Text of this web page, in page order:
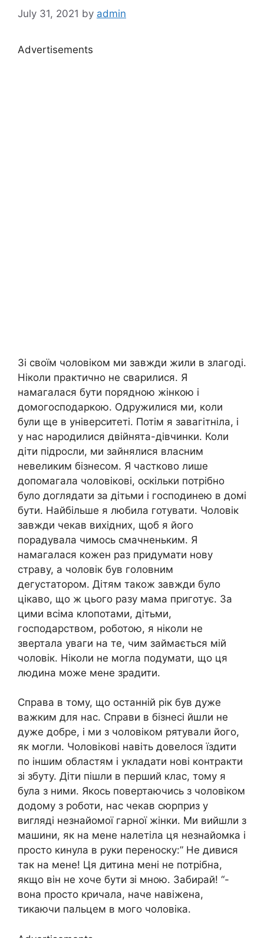
July 31, 2021 by admin
Advertisements
Зі своїм чоловіком ми завжди жили в злагоді.
Ніколи практично не сварилися. Я
намагалася бути порядною жінкою і
домогосподаркою. Одружилися ми, коли
були ще в університеті. Потім я завагітніла, і
у нас народилися двійнята-дівчинки. Коли
діти підросли, ми зайнялися власним
невеликим бізнесом. Я частково лише
допомагала чоловікові, оскільки потрібно
було доглядати за дітьми і господинею в домі
бути. Найбільше я любила готувати. Чоловік
завжди чекав вихідних, щоб я його
порадувала чимось смачненьким. Я
намагалася кожен раз придумати нову
страву, а чоловік був головним
дегустатором. Дітям також завжди було
цікаво, що ж цього разу мама приготує. За
цими всіма клопотами, дітьми,
господарством, роботою, я ніколи не
звертала уваги на те, чим займається мій
чоловік. Ніколи не могла подумати, що ця
людина може мене зрадити.
Справа в тому, що останній рік був дуже
важким для нас. Справи в бізнесі йшли не
дуже добре, і ми з чоловіком рятували його,
як могли. Чоловікові навіть довелося їздити
по іншим областям і укладати нові контракти
зі збуту. Діти пішли в перший клас, тому я
була з ними. Якось повертаючись з чоловіком
додому з роботи, нас чекав сюрприз у
вигляді незнайомої гарної жінки. Ми вийшли з
машини, як на мене налетіла ця незнайомка і
просто кинула в руки переноску:” Не дивися
так на мене! Ця дитина мені не потрібна,
якщо він не хоче бути зі мною. Забирай! “-
вона просто кричала, наче навіжена,
тикаючи пальцем в мого чоловіка.